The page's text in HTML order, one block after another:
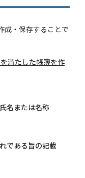
成・保存することで
満たした帳簿を作
名または名称
である旨の記載